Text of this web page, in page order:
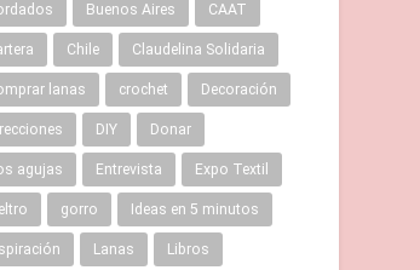
Buenos Aires CAAT
Chile Claudelina Solidaria
lanas crochet Decoración
DIY Donar
agujas Entrevista Expo Textil
gorro Ideas en 5 minutos
Lanas Libros